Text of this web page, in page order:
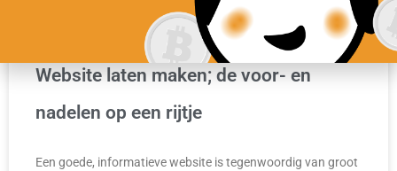
Website laten maken; de voor- en
nadelen op een rijtje
Een goede, informatieve website is tegenwoordig van groot